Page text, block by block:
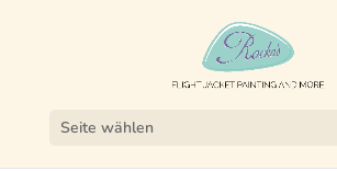
Seite wählen